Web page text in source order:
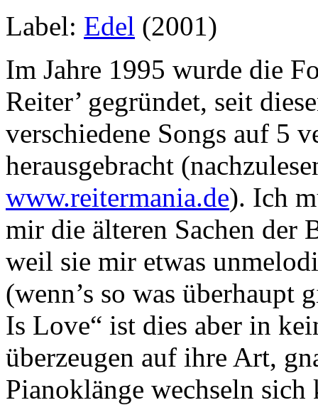
Label: Edel (2001)
Im Jahre 1995 wurde die
Reiter’ gegründet, seit
verschiedene Songs auf 5
herausgebracht
www.reitermania.de). Ich
mir die älteren Sachen der
weil sie mir etwas
(wenn’s so was
Is Love“ ist dies aber in
überzeugen auf ihre Art,
Pianoklänge wechseln